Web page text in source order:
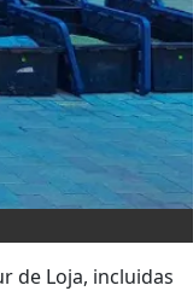
de Loja, incluidas